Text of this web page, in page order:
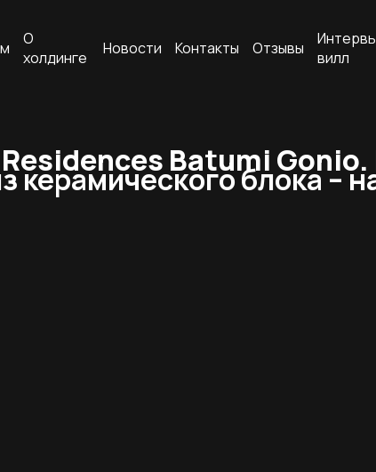
О
холдинге
Новости Контакты Отзывы
вилл
Batumi
керамического блока –